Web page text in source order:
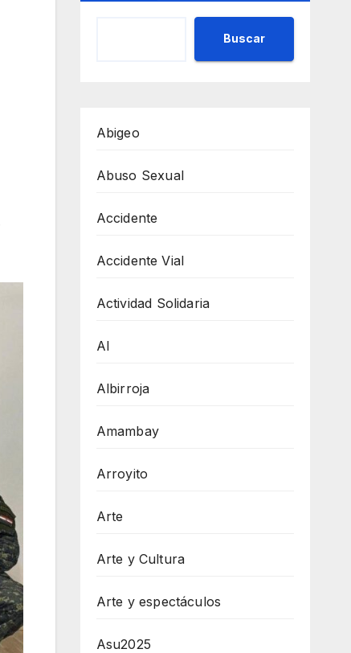
Buscar
Abigeo
Abuso Sexual
Accidente
Accidente Vial
Actividad Solidaria
AI
Albirroja
Amambay
Arroyito
Arte
Arte y Cultura
Arte y espectáculos
Asu2025